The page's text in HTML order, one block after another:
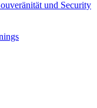
und Security